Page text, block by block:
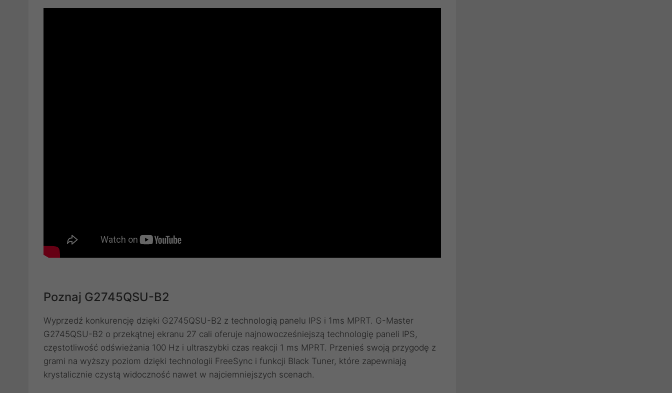
Poznaj G2745QSU-B2
Wyprzedź konkurencję dzięki G2745QSU-B2 z technologią panelu IPS i 1ms MPRT. G-Master
G2745QSU-B2 o przekątnej ekranu 27 cali oferuje najnowocześniejszą technologię paneli IPS,
częstotliwość odświeżania 100 Hz i ultraszybki czas reakcji 1 ms MPRT. Przenieś swoją przygodę z
grami na wyższy poziom dzięki technologii FreeSync i funkcji Black Tuner, które zapewniają
krystalicznie czystą widoczność nawet w najciemniejszych scenach.